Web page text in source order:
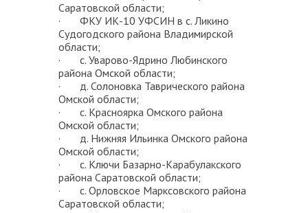
Саратовской области;
· ФКУ ИК-10 УФСИН в с. Ликино
Судогодского района Владимирской
области;
· с. Уварово-Ядрино Любинского
района Омской области;
· д. Солоновка Таврического района
Омской области;
· с. Красноярка Омского района
Омской области;
· д. Нижняя Ильинка Омского района
Омской области;
· с. Ключи Базарно-Карабулакского
района Саратовской области;
· с. Орловское Марксовского района
Саратовской области;